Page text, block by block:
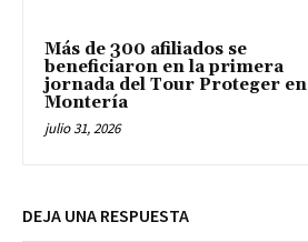
Más de 300 afiliados se
beneficiaron en la primera
jornada del Tour Proteger en
Montería
julio 31, 2026
DEJA UNA RESPUESTA